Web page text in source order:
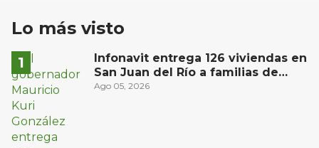
Lo más visto
Infonavit entrega 126 viviendas en
San Juan del Río a familias de
bajos ingresos
Ago 05, 2026